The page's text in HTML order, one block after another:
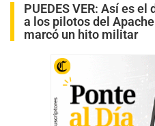
PUEDES VER: Así es el
a los pilotos del
marcó un hito militar